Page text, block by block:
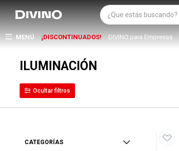
MENÚ ¡DISCONTINUADOS! DIVINO para Empresas
ILUMINACIÓN
CATEGORÍAS